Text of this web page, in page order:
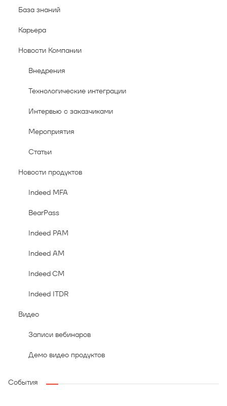
База знаний
Карьера
Новости Компании
Внедрения
Технологические интеграции
Интервью с заказчиками
Мероприятия
Статьи
Новости продуктов
Indeed MFA
BearPass
Indeed PAM
Indeed AM
Indeed CM
Indeed ITDR
Видео
Записи вебинаров
Демо видео продуктов
События